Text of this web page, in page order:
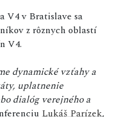
V4 v Bratislave sa
z rôznych oblastí
V4.
dynamické vzťahy a
uplatnenie
dialóg verejného a
Lukáš Parízek,